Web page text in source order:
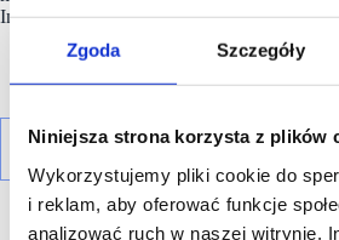
Zgoda Szczegóły
Niniejsza strona korzysta z plików
Wykorzystujemy pliki cookie do
i reklam, aby oferować funkcje
analizować ruch w naszej witrynie.
Invesco Real Estate.